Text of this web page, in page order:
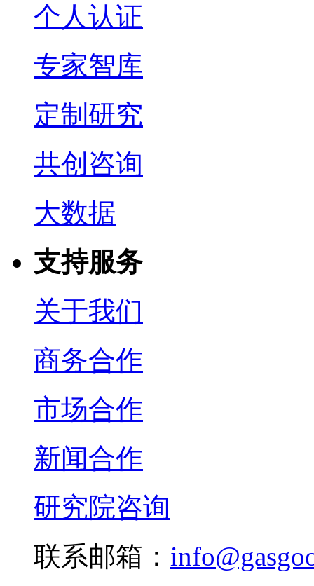
个人认证
专家智库
定制研究
共创咨询
大数据
支持服务
关于我们
商务合作
市场合作
新闻合作
研究院咨询
联系邮箱：